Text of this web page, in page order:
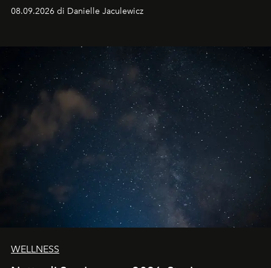
08.09.2026 di Danielle Jaculewicz
WELLNESS